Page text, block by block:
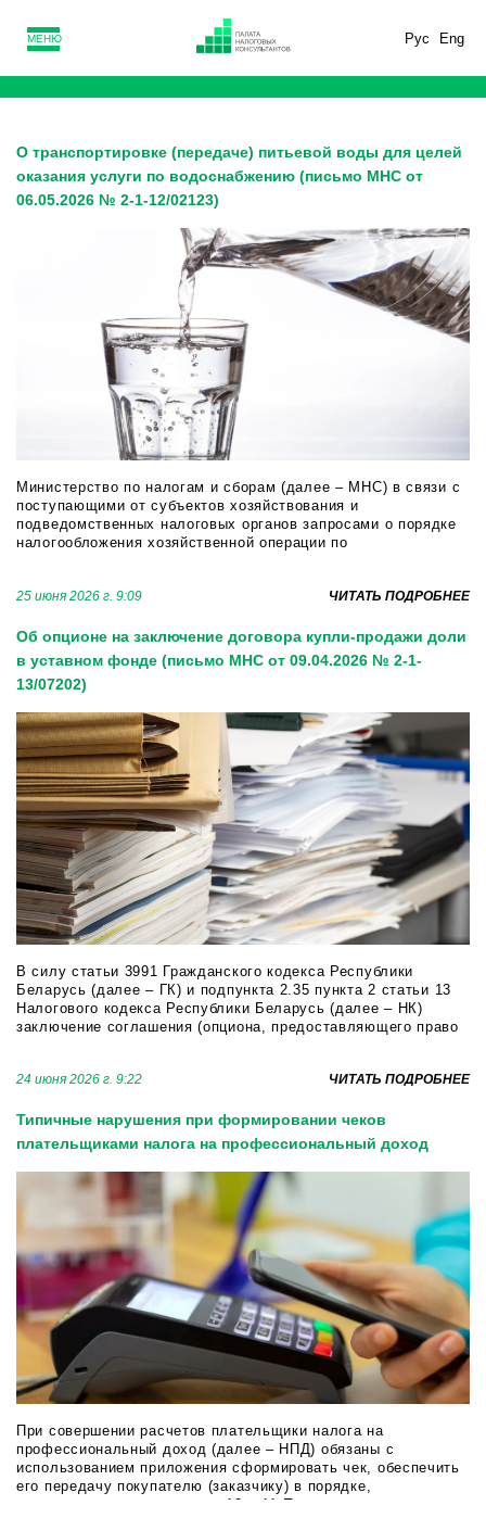
Рус Eng
МЕНЮ
О транспортировке (передаче) питьевой воды для целей
оказания услуги по водоснабжению (письмо МНС от
06.05.2026 № 2-1-12/02123)
Министерство по налогам и сборам (далее – МНС) в связи с
поступающими от субъектов хозяйствования и
подведомственных налоговых органов запросами о порядке
налогообложения хозяйственной операции по
25 июня 2026 г. 9:09 ЧИТАТЬ ПОДРОБНЕЕ
Об опционе на заключение договора купли-продажи доли
в уставном фонде (письмо МНС от 09.04.2026 № 2-1-
13/07202)
В силу статьи 3991 Гражданского кодекса Республики
Беларусь (далее – ГК) и подпункта 2.35 пункта 2 статьи 13
Налогового кодекса Республики Беларусь (далее – НК)
заключение соглашения (опциона, предоставляющего право
24 июня 2026 г. 9:22 ЧИТАТЬ ПОДРОБНЕЕ
Типичные нарушения при формировании чеков
плательщиками налога на профессиональный доход
При совершении расчетов плательщики налога на
профессиональный доход (далее – НПД) обязаны с
использованием приложения сформировать чек, обеспечить
его передачу покупателю (заказчику) в порядке,
предусмотренном в пунктах 10 и 11 Положения о порядке